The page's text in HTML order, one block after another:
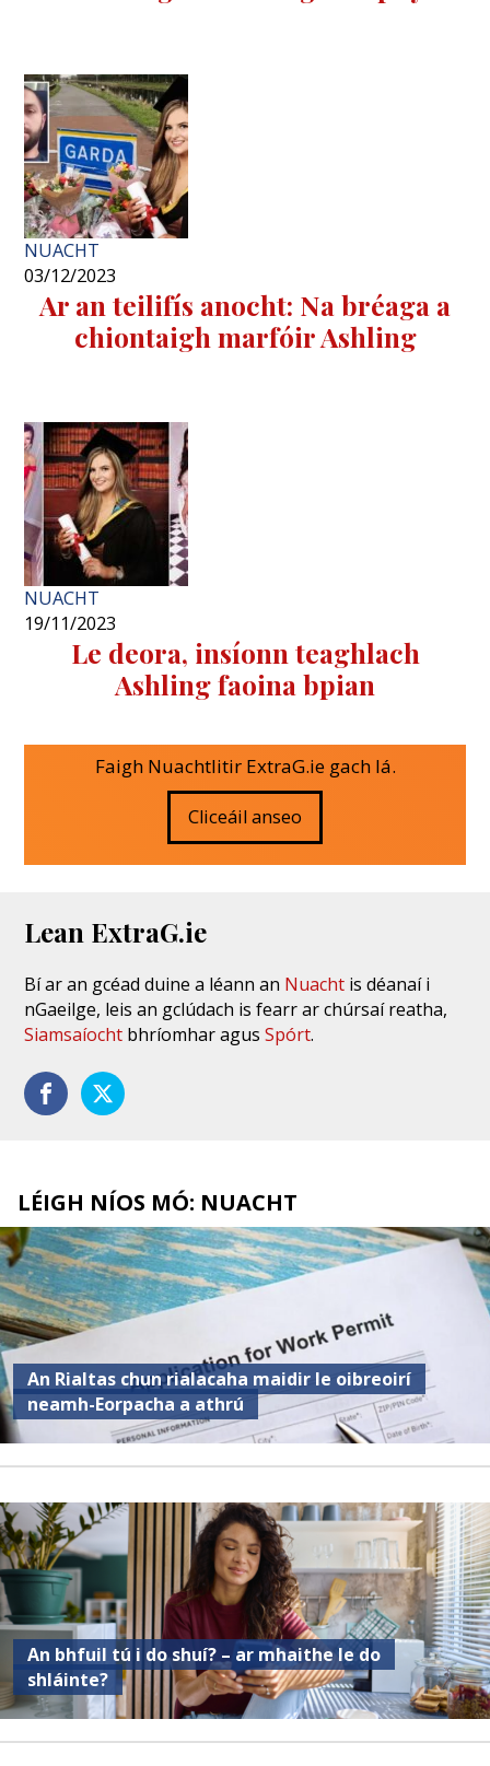
NUACHT
03/12/2023
Ar an teilifís anocht: Na bréaga a
chiontaigh marfóir Ashling
NUACHT
19/11/2023
Le deora, insíonn teaghlach
Ashling faoina bpian
Faigh Nuachtlitir ExtraG.ie gach lá.
Cliceáil anseo
Lean ExtraG.ie
Bí ar an gcéad duine a léann an Nuacht is déanaí i
nGaeilge, leis an gclúdach is fearr ar chúrsaí reatha,
Siamsaíocht bhríomhar agusSpórt.
LÉIGH NÍOS MÓ: NUACHT
An Rialtas chun rialacaha maidir le oibreoirí
neamh-Eorpacha a athrú
An bhfuil tú i do shuí? – ar mhaithe le do
shláinte?